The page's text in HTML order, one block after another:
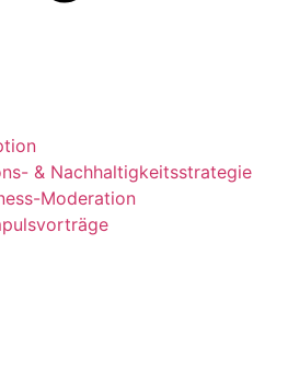
& Nachhaltigkeitsstrategie
Moderation